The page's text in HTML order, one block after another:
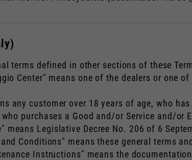
terms defined in other sections of these
Center" means one of the dealers or one
any customer over 18 years of age, who
purchases a Good and/or Service and/or
means Legislative Decree No. 206 of 6
Conditions" means these general terms
Instructions" means the